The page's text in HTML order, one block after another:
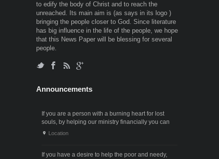
to edify the body of Christ and to reach the
unreached. Its main aim is (as says in its logo )
bringing the people closer to God. Since literature
has big influence in the life of the people, we hope
that this News Paper will be blessing for several
people.
Announcements
If you are a person with a burning heart for lost
souls, by helping our ministry financially you can
also participate in the ministry of winning souls for
Location
If you have a desire to help the poor and needy,